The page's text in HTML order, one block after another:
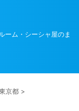
ーム・シーシャ屋のま
京都 >